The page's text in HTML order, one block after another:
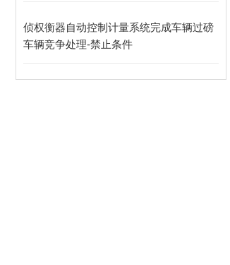
侦权衡器自动控制计量系统完成车辆过磅
车辆竞争处理-禁止条件